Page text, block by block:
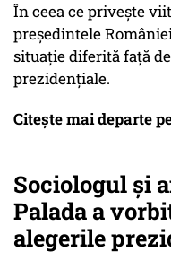
În ceea ce privește
președintele
situație diferită față
prezidențiale.
Citește mai departe
Sociologul şi
Palada a
alegerile